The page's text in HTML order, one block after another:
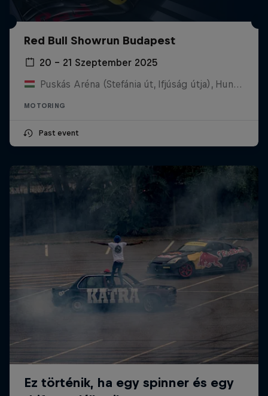
Red Bull Showrun Budapest
20 – 21 Szeptember 2025
MOTORING
Past event